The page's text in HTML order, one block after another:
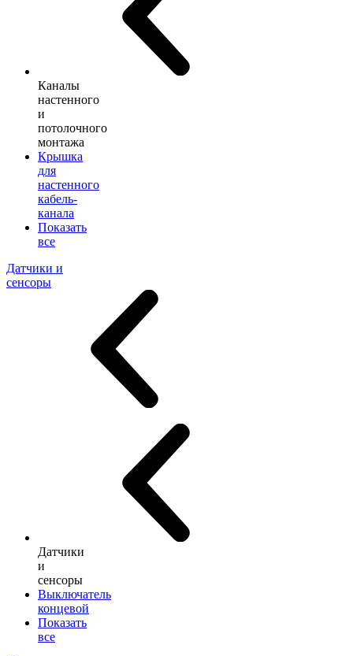
Каналы
настенного
и
потолочного
монтажа
Крышка
для
настенного
кабель-
канала
Показать
все
Датчики и
сенсоры
Датчики
и
сенсоры
Выключатель
концевой
Показать
все